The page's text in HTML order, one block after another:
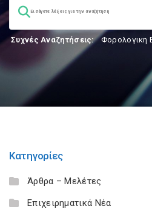
Συχνές Αναζητήσεις: Φορολογικη
Κατηγορίες
Άρθρα – Μελέτες
Επιχειρηματικά Νέα